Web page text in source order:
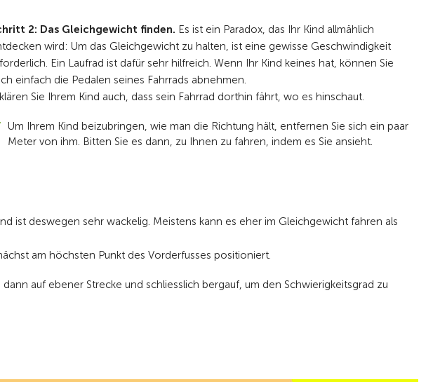
2: Das Gleichgewicht finden. Es ist ein Paradox, das Ihr Kind allmählich
wird: Um das Gleichgewicht zu halten, ist eine gewisse Geschwindigkeit
Ein Laufrad ist dafür sehr hilfreich. Wenn Ihr Kind keines hat, können Sie
einfach die Pedalen seines Fahrrads abnehmen.
Sie Ihrem Kind auch, dass sein Fahrrad dorthin fährt, wo es hinschaut.
Um Ihrem Kind beizubringen, wie man die Richtung hält, entfernen Sie sich ein paar
Meter von ihm. Bitten Sie es dann, zu Ihnen zu fahren, indem es Sie ansieht.
ist deswegen sehr wackelig. Meistens kann es eher im Gleichgewicht fahren als
am höchsten Punkt des Vorderfusses positioniert.
auf ebener Strecke und schliesslich bergauf, um den Schwierigkeitsgrad zu